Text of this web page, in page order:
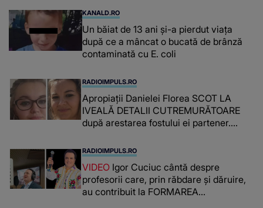
KANALD.RO
Un băiat de 13 ani și-a pierdut viața
după ce a mâncat o bucată de brânză
contaminată cu E. coli
RADIOIMPULS.RO
Apropiații Danielei Florea SCOT LA
IVEALĂ DETALII CUTREMURĂTOARE
după arestarea fostului ei partener.
românca ucisă în Italia și ascunsă în
lada unui pat: " Îmi pare rău că nu am
reușit să fac mai mult pentru ea și..."
RADIOIMPULS.RO
VIDEO Igor Cuciuc cântă despre
profesorii care, prin răbdare și dăruire,
au contribuit la FORMAREA